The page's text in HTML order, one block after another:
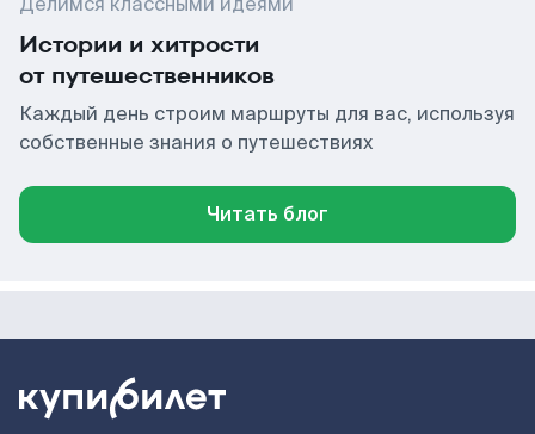
Истории и хитрости
от путешественников
Каждый день строим маршруты для вас, используя
собственные знания о путешествиях
Читать блог